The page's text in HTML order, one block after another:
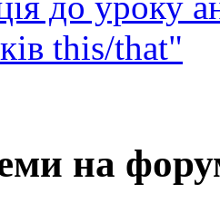
this/that"
на